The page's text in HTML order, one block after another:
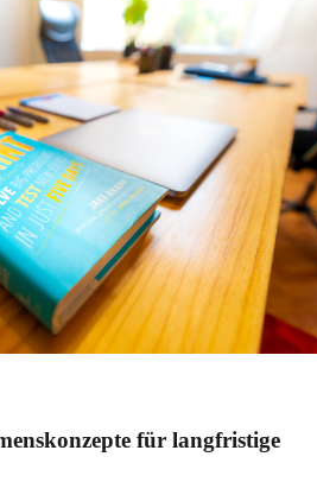
für langfristige